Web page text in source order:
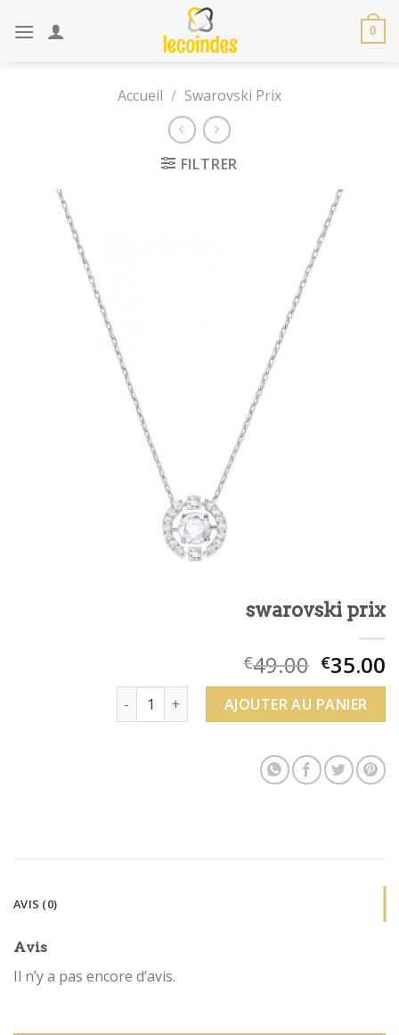
0
Accueil / Swarovski Prix
FILTRER
swarovski prix
€49.00 €35.00
quantité de swarovski prixAJOUTER AU PANIER
AVIS (0)
Avis
Il n’y a pas encore d’avis.